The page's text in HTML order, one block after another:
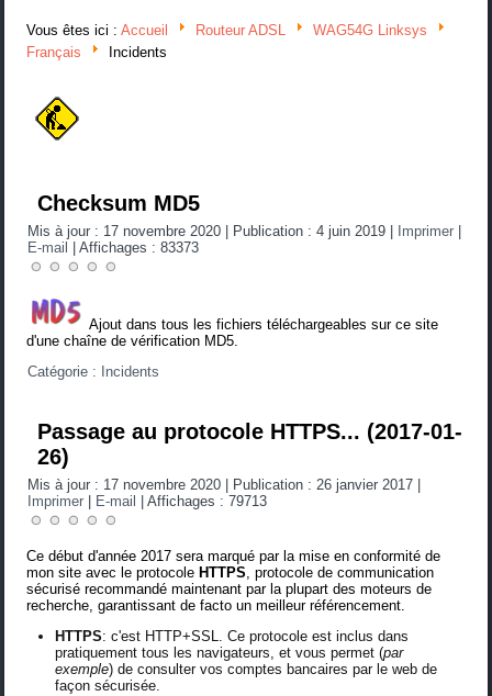
Vous êtes ici :Accueil Routeur ADSL
WAG54G Linksys
Français
Incidents
Checksum MD5
Mis à jour : 17 novembre 2020 Publication : 4 juin 2019 Imprimer
E-mail
|Affichages : 83373
Ajout dans tous les fichiers téléchargeables sur ce site
d'une chaîne de vérification MD5.
Catégorie :
Incidents
Passage au protocole HTTPS... (2017-01-
26)
Mis à jour : 17 novembre 2020 Publication : 26 janvier 2017
Imprimer
E-mail |Affichages : 79713
Ce début d'année 2017 sera marqué par la mise en conformité de
mon site avec le protocole HTTPS, protocole de communication
sécurisé recommandé maintenant par la plupart des moteurs de
recherche, garantissant de facto un meilleur référencement.
HTTPS: c'est HTTP+SSL. Ce protocole est inclus dans
pratiquement tous les navigateurs, et vous permet (par
exemple) de consulter vos comptes bancaires par le web de
façon sécurisée.